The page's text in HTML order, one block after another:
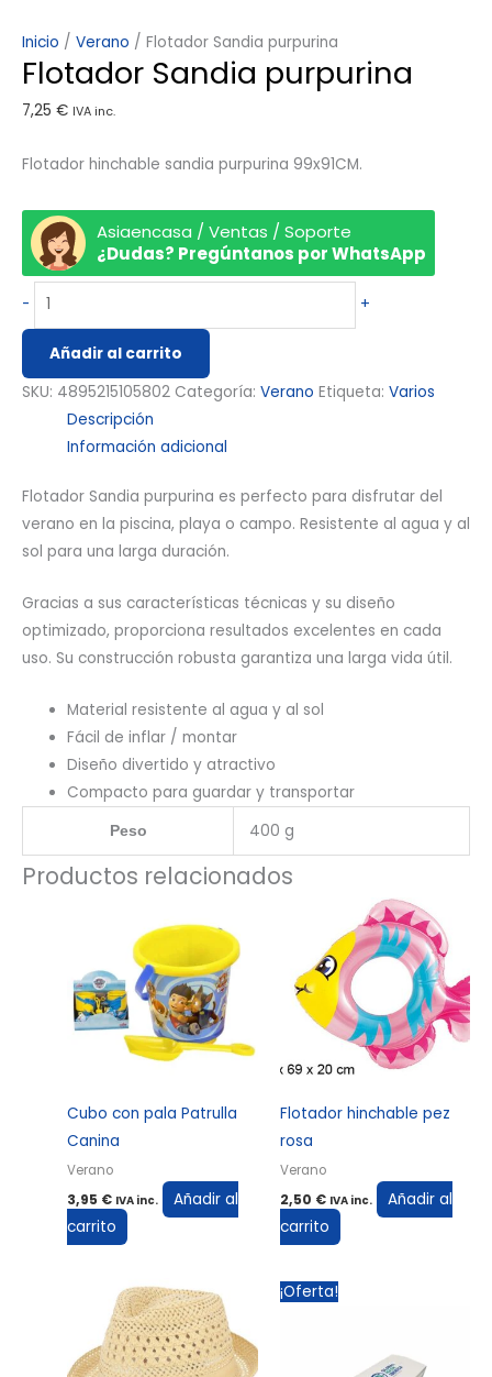
Inicio / Verano / Flotador Sandia purpurina
Flotador Sandia purpurina
7,25 € IVA inc.
Flotador hinchable sandia purpurina 99x91CM.
Asiaencasa / Ventas / Soporte
¿Dudas? Pregúntanos por WhatsApp
- +
Añadir al carrito
SKU: 4895215105802 Categoría: Verano Etiqueta: Varios
Descripción
Información adicional
Flotador Sandia purpurina es perfecto para disfrutar del
verano en la piscina, playa o campo. Resistente al agua y al
sol para una larga duración.
Gracias a sus características técnicas y su diseño
optimizado, proporciona resultados excelentes en cada
uso. Su construcción robusta garantiza una larga vida útil.
Material resistente al agua y al sol
Fácil de inflar / montar
Diseño divertido y atractivo
Compacto para guardar y transportar
Peso 400 g
Productos relacionados
Cubo con pala Patrulla
Canina
Verano
3,95 € IVA inc.
Añadir al
carrito
Flotador hinchable pez
rosa
Verano
2,50 € IVA inc.
Añadir al
carrito
¡Oferta!
El
precio
3,95 €.